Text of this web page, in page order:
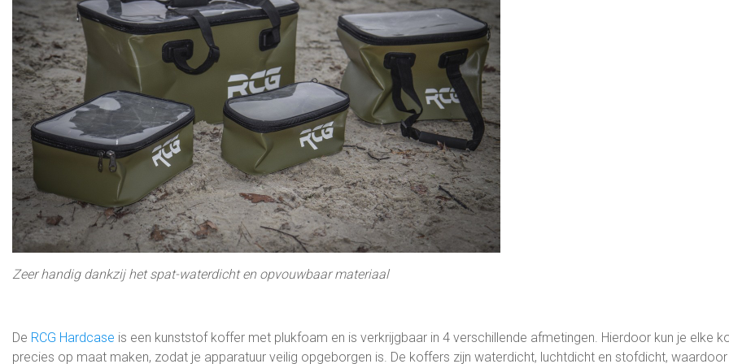
Zeer handig dankzij het spat-waterdicht en opvouwbaar materiaal
De RCG Hardcase is een kunststof koffer met plukfoam en is verkrijgbaar in 4 verschillende afmetingen. Hierdoor kun je elke
precies op maat maken, zodat je apparatuur veilig opgeborgen is. De koffers zijn waterdicht, luchtdicht en stofdicht, waardoor